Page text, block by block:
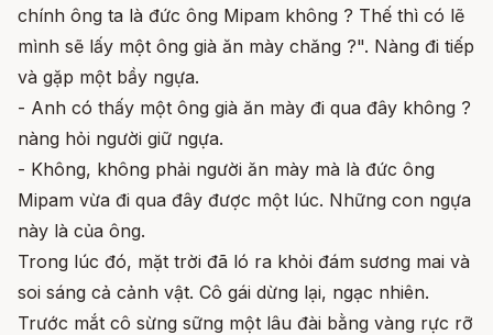
chính ông ta là đức ông Mipam không ? Thế thì có lẽ
mình sẽ lấy một ông già ăn mày chăng ?". Nàng đi tiếp
và gặp một bầy ngựa.
- Anh có thấy một ông già ăn mày đi qua đây không ?
nàng hỏi người giữ ngựa.
- Không, không phải người ăn mày mà là đức ông
Mipam vừa đi qua đây được một lúc. Những con ngựa
này là của ông.
Trong lúc đó, mặt trời đã ló ra khỏi đám sương mai và
soi sáng cả cảnh vật. Cô gái dừng lại, ngạc nhiên.
Trước mắt cô sừng sững một lâu đài bằng vàng rực rỡ